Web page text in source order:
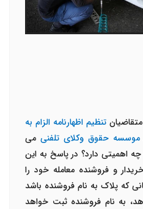
تنظیم اظهارنامه الزام به
حقوق وکلای تلفنی می
اهمیتی دارد؟ در پاسخ به این
و فروشنده معامله خود را
که پلاک به نام فروشنده باشد
به نام فروشنده ثبت خواهد